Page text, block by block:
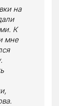
на
К
мне